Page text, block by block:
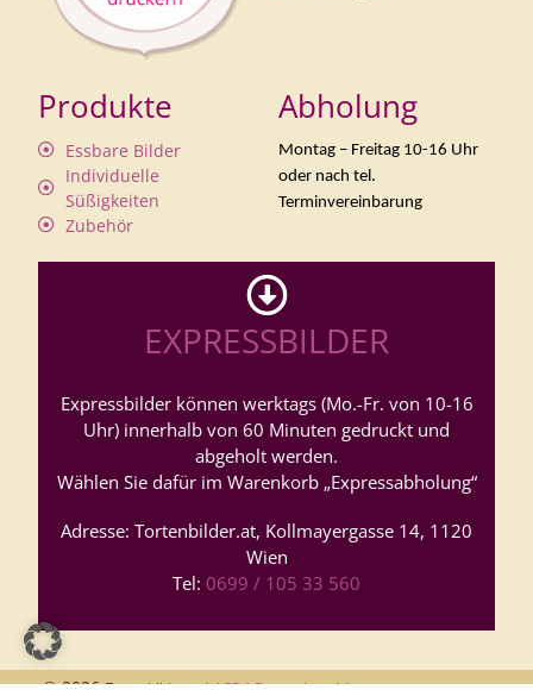
Produkte
Essbare Bilder
Individuelle
Süßigkeiten
Zubehör
Abholung
Montag – Freitag 10-16 Uhr
oder nach tel.
Terminvereinbarung
EXPRESSBILDER
Expressbilder können werktags (Mo.-Fr. von 10-16
Uhr) innerhalb von 60 Minuten gedruckt und
abgeholt werden.
Wählen Sie dafür im Warenkorb „Expressabholung“
Adresse: Tortenbilder.at, Kollmayergasse 14, 1120
Wien
Tel: 0699 / 105 33 560